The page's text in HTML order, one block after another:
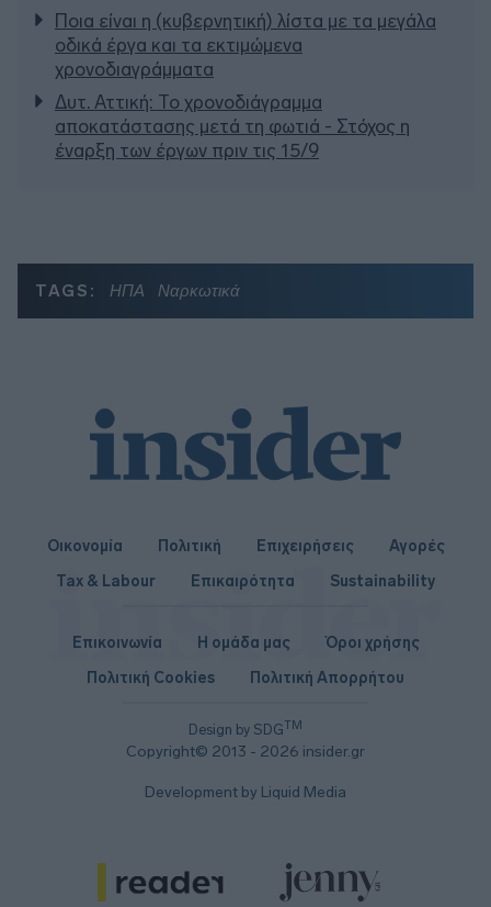
Ποια είναι η (κυβερνητική) λίστα με τα μεγάλα
οδικά έργα και τα εκτιμώμενα
χρονοδιαγράμματα
Δυτ. Αττική: Το χρονοδιάγραμμα
αποκατάστασης μετά τη φωτιά - Στόχος η
έναρξη των έργων πριν τις 15/9
TAGS: ΗΠΑ Ναρκωτικά
Οικονομία Πολιτική Επιχειρήσεις
Αγορές
Tax & Labour
Επικαιρότητα Sustainability
Design by SDGTM
Copyright© 2013 - 2026 insider.gr
Επικοινωνία Η ομάδα μας
Όροι χρήσης
Πολιτική Cookies
Πολιτική Απορρήτου
Development by Liquid Media